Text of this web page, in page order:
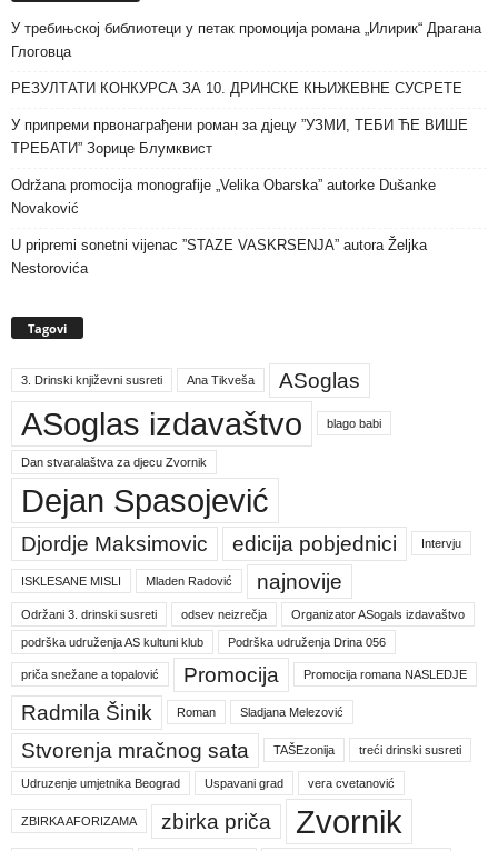
У требињској библиотеци у петак промоција романа „Илирик“ Драгана
Глоговца
РЕЗУЛТАТИ КОНКУРСА ЗА 10. ДРИНСКЕ КЊИЖЕВНЕ СУСРЕТЕ
У припреми првонаграђени роман за дјецу ”УЗМИ, ТЕБИ ЋЕ ВИШЕ
ТРЕБАТИ” Зорице Блумквист
Održana promocija monografije „Velika Obarska” autorke Dušanke
Novaković
U pripremi sonetni vijenac ”STAZE VASKRSENJA” autora Željka
Nestorovića
Tagovi
3. Drinski književni susreti Ana Tikveša ASoglas
ASoglas izdavaštvo blago babi
Dan stvaralaštva za djecu Zvornik
Dejan Spasojević
Djordje Maksimovic edicija pobjednici Intervju
ISKLESANE MISLI Mladen Radović najnovije
Održani 3. drinski susreti odsev neizrečja Organizator ASogals izdavaštvo
podrška udruženja AS kultuni klub Podrška udruženja Drina 056
priča snežane a topalović Promocija Promocija romana NASLEDJE
Radmila Šinik Roman Sladjana Melezović
Stvorenja mračnog sata TAŠEzonija treći drinski susreti
Udruzenje umjetnika Beograd Uspavani grad vera cvetanović
ZBIRKA AFORIZAMA zbirka priča Zvornik